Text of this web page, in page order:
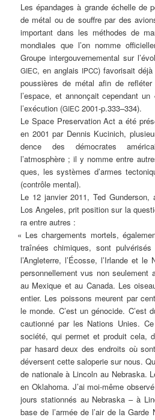
Les épan­da­ges à gran­de échel­le de
de métal ou de souf­fre par des
important dans les métho­des de
mon­dia­les que l’on nom­me
Grou­pe inter­gou­ver­ne­men­tal sur
GIEC, en ang­lais IPCC) favo­ri­sait
pous­siè­res de métal afin de
l’espace, et annon­çait cepen­dant un
l’exécution (GIEC 2001‑p.333–334).
Le Space Pre­ser­va­ti­on Act a été
en 2001 par Den­nis Kuci­n­ich,
dence des démo­cra­tes
l’atmosphère ; il y nom­me ent­re
ques, les sys­tè­mes d’armes
(con­trô­le mental).
Le 12 jan­vier 2011, Ted Gun­der­son,
Los Ange­les, pritpo­sition sur la
ra ent­re autres :
« Les char­ge­ments mor­tels,
traî­nées chi­mi­ques, sont
l’Angleterre, l’Écosse, l’Irlande et
per­son­nel­le­ment vus non seu­le­ment
au Mexi­que et au Cana­da. Les
entier. Les pois­sons meu­rent par
le mon­de. C’est un géno­ci­de. C’est
cau­ti­onné par les Nati­ons Unies.
socié­té, qui per­met et pro­duit cela,
par hasard deux des end­roits où
déver­sent cet­te sal­ope­rie sur nous.
de natio­na­le à Lin­coln au Nebras­ka.
en Okla­ho­ma. J’ai moi-même
jours sta­tionnés au Nebras­ka – à
base de l’armée de l’air de la Gar­de